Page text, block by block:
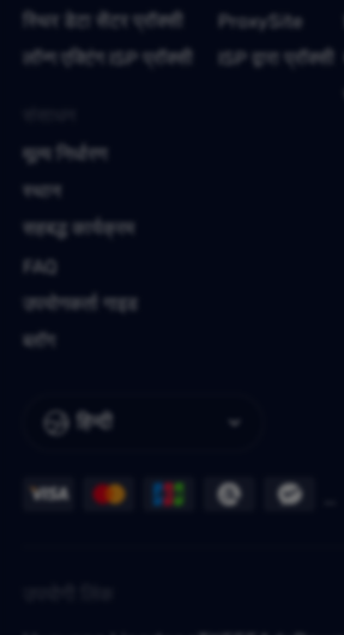
हिन्दी
स्थिर डेटा सेंटर प्रॉक्सी
लॉन्ग एक्टिंग ISP प्रॉक्सी
ProxySite
ISP द्वारा प्रॉक्सी
मूल्य निर्धारण
स्थान
सहबद्ध कार्यक्रम
FAQ
उपयोगकर्ता गाइड
ब्लॉग